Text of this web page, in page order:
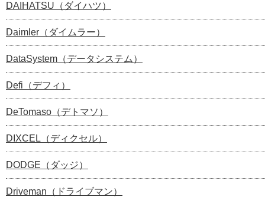
DAIHATSU（ダイハツ）
Daimler（ダイムラー）
DataSystem（データシステム）
Defi（デフィ）
DeTomaso（デトマソ）
DIXCEL（ディクセル）
DODGE（ダッジ）
Driveman（ドライブマン）